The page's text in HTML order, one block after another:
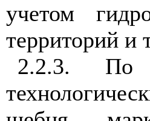
учетом
территорий и
2.2.3. По